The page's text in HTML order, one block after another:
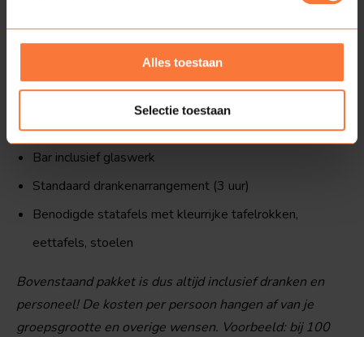
Alles toestaan
Selectie toestaan
Hawaii Party versiering (o.a. tropische bloemen,
palmbomen, tropische vogels, opblaasbare strandballen
Sfeerverlichting
Bar inclusief glaswerk
Standaard drankenarrangement (3 uur)
Benodigde statafels met kleurrijke tafelrokken,
eettafels, stoelen
Bovenstaand pakket is dus altijd inclusief dranken en
personeel! De kosten per persoon hangen af van je
groepsgrootte en overige wensen. Voorbeeld: bij 100